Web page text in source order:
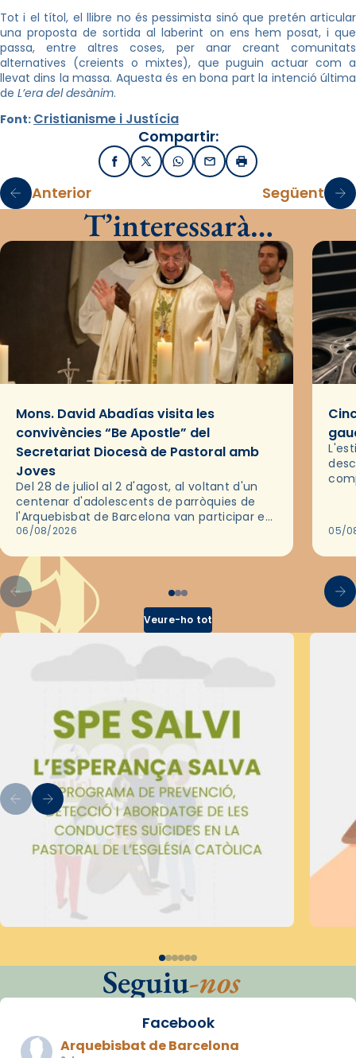
Tot i el títol, el llibre no és pessimista sinó que pretén articular
una proposta de sortida al laberint on ens hem posat, i que
passa, entre altres coses, per anar creant comunitats
alternatives (creients o mixtes), que puguin actuar com a
llevat dins la massa. Aquesta és en bona part la intenció última
de L’era del desànim.
Font: Cristianisme i Justícia
Compartir:
FacebookX / TwitterWhatsApp
EmailImprimir
Anterior Següent
T’interessarà…
Mons. David Abadías visita les
convivències “Be Apostle” del
Secretariat Diocesà de Pastoral amb
Joves
Del 28 de juliol al 2 d'agost, al voltant d'un
centenar d'adolescents de parròquies de
l'Arquebisbat de Barcelona van participar en
les convivències Be Apostle, organitzades
06/08/2026 05/
Veure-ho tot
Seguiu-nos
Facebook
Arquebisbat de Barcelona